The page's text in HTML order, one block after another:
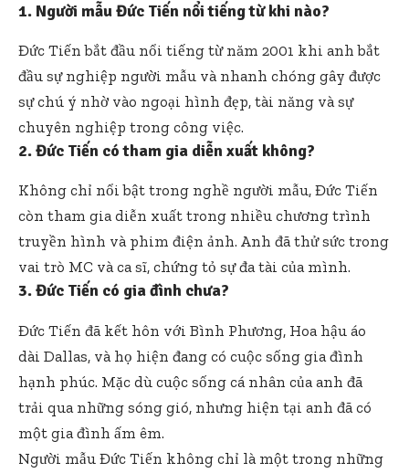
1. Người mẫu Đức Tiến nổi tiếng từ khi nào?
Đức Tiến bắt đầu nổi tiếng từ năm 2001 khi anh bắt
đầu sự nghiệp người mẫu và nhanh chóng gây được
sự chú ý nhờ vào ngoại hình đẹp, tài năng và sự
chuyên nghiệp trong công việc.
2. Đức Tiến có tham gia diễn xuất không?
Không chỉ nổi bật trong nghề người mẫu, Đức Tiến
còn tham gia diễn xuất trong nhiều chương trình
truyền hình và phim điện ảnh. Anh đã thử sức trong
vai trò MC và ca sĩ, chứng tỏ sự đa tài của mình.
3. Đức Tiến có gia đình chưa?
Đức Tiến đã kết hôn với Bình Phương, Hoa hậu áo
dài Dallas, và họ hiện đang có cuộc sống gia đình
hạnh phúc. Mặc dù cuộc sống cá nhân của anh đã
trải qua những sóng gió, nhưng hiện tại anh đã có
một gia đình ấm êm.
Người mẫu Đức Tiến không chỉ là một trong những